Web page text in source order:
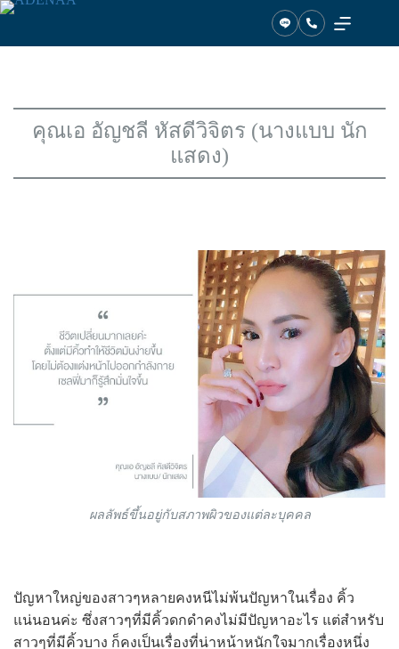
ข้าม
คุณเอ อัญชลี หัสดีวิจิตร (นางแบบ นัก
แสดง)
ผลลัพธ์ขึ้นอยู่กับสภาพผิวของแต่ละบุคคล
ปัญหาใหญ่ของสาวๆหลายคงหนีไม่พ้นปัญหาในเรื่อง คิ้ว
แน่นอนค่ะ ซึ่งสาวๆที่มีคิ้วดกดำคงไม่มีปัญหาอะไร แต่สำหรับ
สาวๆที่มีคิ้วบาง ก็คงเป็นเรื่องที่น่าหน้าหนักใจมากเรื่องหนึ่ง